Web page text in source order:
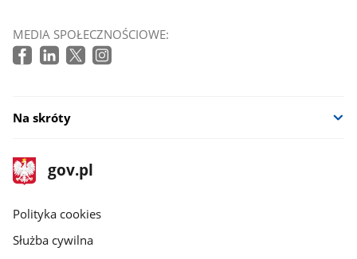
MEDIA SPOŁECZNOŚCIOWE:
Na skróty
stopka
gov.pl
Strona
gov.pl
gov.pl
Polityka cookies
Służba cywilna